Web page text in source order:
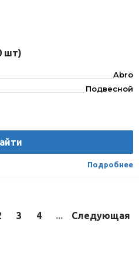
шт)
Abro
Подвесной
Подробнее
3 4 ... Следующая